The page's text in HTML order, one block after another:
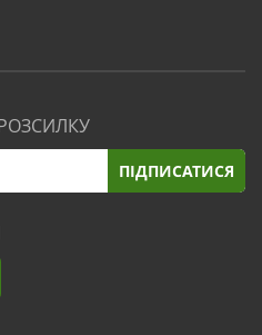
ПІДПИСАТИСЯ